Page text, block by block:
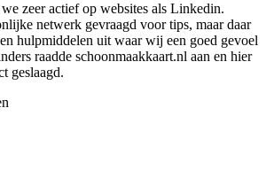
zeer actief op websites als Linkedin.
netwerk gevraagd voor tips, maar daar
hulpmiddelen uit waar wij een goed gevoel
raadde schoonmaakkaart.nl aan en hier
geslaagd.